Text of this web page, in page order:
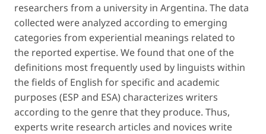
researchers from a university in Argentina. The data
collected were analyzed according to emerging
categories from experiential meanings related to
the reported expertise. We found that one of the
definitions most frequently used by linguists within
the fields of English for specific and academic
purposes (ESP and ESA) characterizes writers
according to the genre that they produce. Thus,
experts write research articles and novices write